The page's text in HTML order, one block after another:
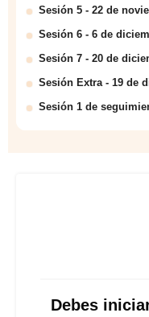
Debes
Sesión 5 - 22 de
Sesión 6 - 6 de
Sesión 7 - 20 de
Sesión Extra - 19 de
Sesión 1 de